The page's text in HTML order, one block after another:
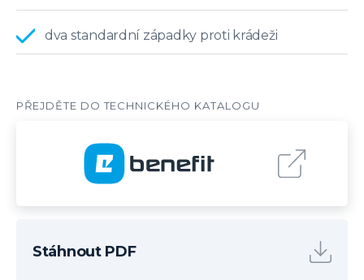
dva standardní západky proti krádeži
Stáhnout PDF